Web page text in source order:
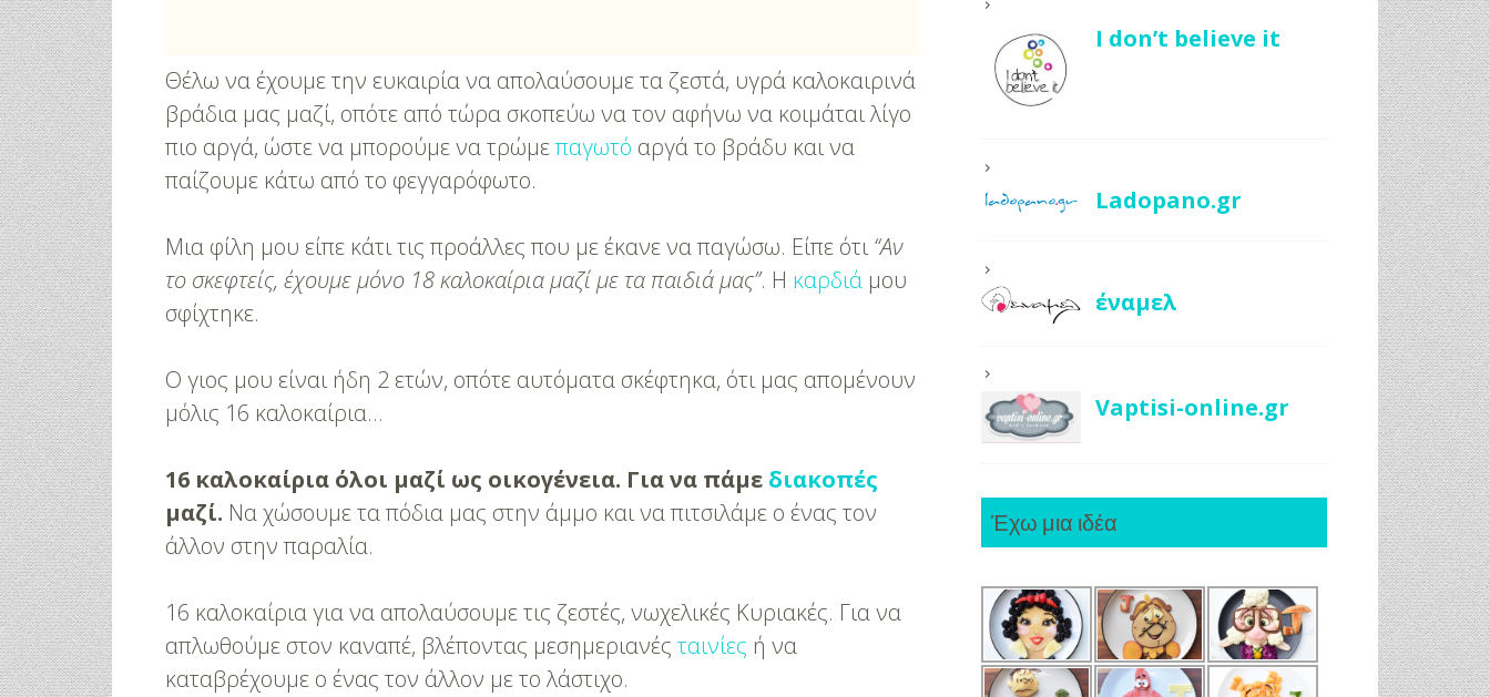
Θέλω να έχουμε την ευκαιρία να απολαύσουμε τα ζεστά, υγρά καλοκαιρινά
βράδια μας μαζί, οπότε από τώρα σκοπεύω να τον αφήνω να κοιμάται λίγο
πιο αργά, ώστε να μπορούμε να τρώμεπαγωτό αργά το βράδυ και να
παίζουμε κάτω από το φεγγαρόφωτο.
Μια φίλη μου είπε κάτι τις προάλλες που με έκανε να παγώσω. Είπε ότι “Αν
το σκεφτείς, έχουμε μόνο 18 καλοκαίρια μαζί με τα παιδιά μας”. Η καρδιά μου
σφίχτηκε.
Ο γιος μου είναι ήδη 2 ετών, οπότε αυτόματα σκέφτηκα, ότι μας απομένουν
μόλις 16 καλοκαίρια…
16 καλοκαίρια όλοι μαζί ως οικογένεια. Για να πάμε διακοπές
μαζί. Να χώσουμε τα πόδια μας στην άμμο και να πιτσιλάμε ο ένας τον
άλλον στην παραλία.
16 καλοκαίρια για να απολαύσουμε τις ζεστές, νωχελικές Κυριακές. Για να
απλωθούμε στον καναπέ, βλέποντας μεσημεριανέςταινίες ή να
καταβρέχουμε ο ένας τον άλλον με το λάστιχο.
I don’t believe it
Ladopano.gr
έναμελ
Vaptisi-online.gr
Έχω μια ιδέα